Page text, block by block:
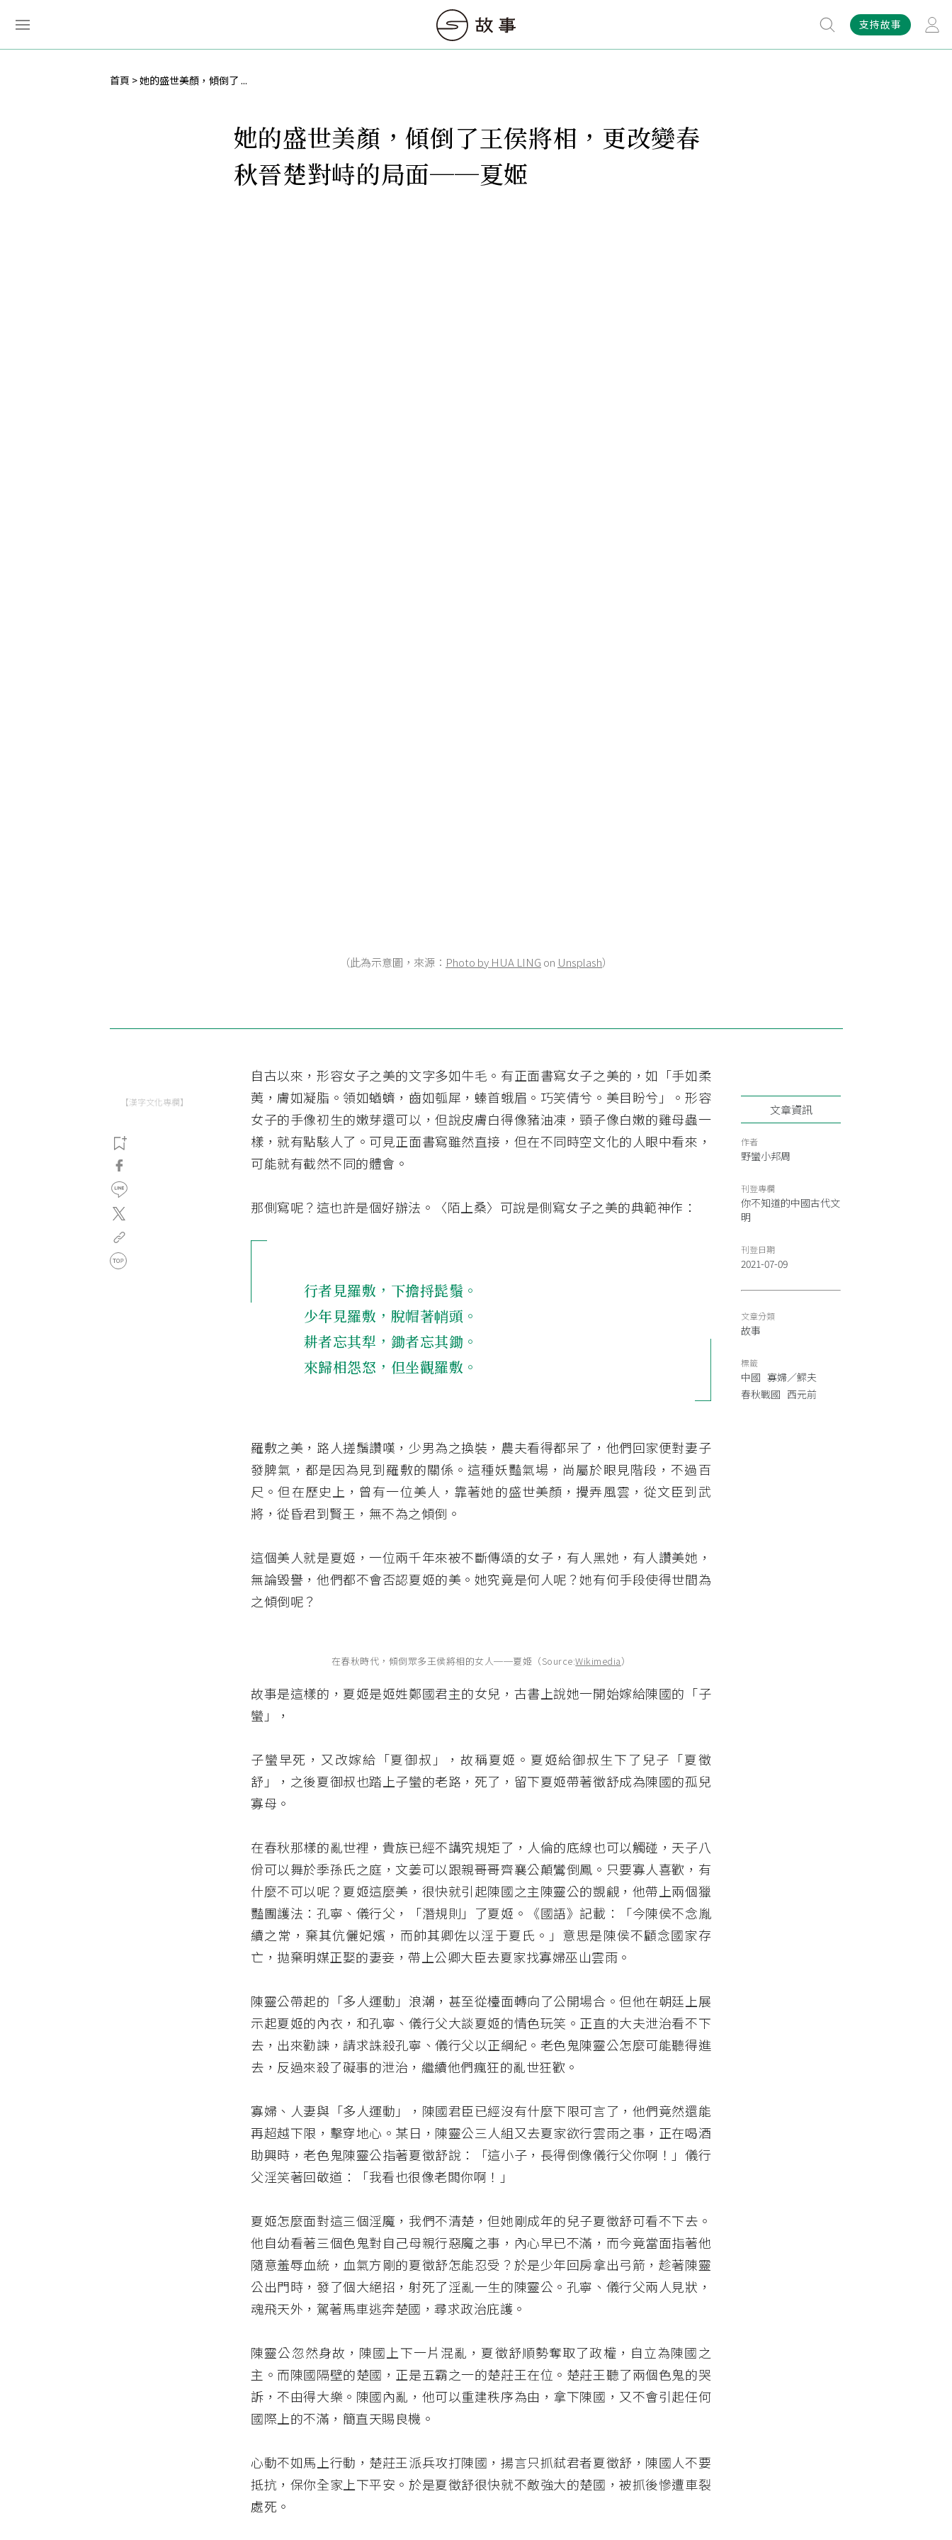
支持故事
首頁 她的盛世美顏，傾倒了 ...
她的盛世美顏，傾倒了王侯將相，更改變春
秋晉楚對峙的局面──夏姬
（此為示意圖，來源： Photo by HUA LING on Unsplash）
【漢字文化專欄】
自古以來，形容女子之美的文字多如牛毛。有正面書寫女子之美的，如「手如柔
荑，膚如凝脂。領如蝤蠐，齒如瓠犀，螓首蛾眉。巧笑倩兮。美目盼兮」。形容
女子的手像初生的嫩芽還可以，但說皮膚白得像豬油凍，頸子像白嫩的雞母蟲一
樣，就有點駭人了。可見正面書寫雖然直接，但在不同時空文化的人眼中看來，
可能就有截然不同的體會。
那側寫呢？這也許是個好辦法。〈陌上桑〉可說是側寫女子之美的典範神作：
行者見羅敷，下擔捋髭鬚。
少年見羅敷，脫帽著帩頭。
耕者忘其犁，鋤者忘其鋤。
來歸相怨怒，但坐觀羅敷。
羅敷之美，路人搓鬚讚嘆，少男為之換裝，農夫看得都呆了，他們回家便對妻子
發脾氣，都是因為見到羅敷的關係。這種妖豔氣場，尚屬於眼見階段，不過百
尺。但在歷史上，曾有一位美人，靠著她的盛世美顏，攪弄風雲，從文臣到武
將，從昏君到賢王，無不為之傾倒。
這個美人就是夏姬，一位兩千年來被不斷傳頌的女子，有人黑她，有人讚美她，
無論毀譽，他們都不會否認夏姬的美。她究竟是何人呢？她有何手段使得世間為
之傾倒呢？
在春秋時代，傾倒眾多王侯將相的女人──夏姬（Source:Wikimedia）
故事是這樣的，夏姬是姬姓鄭國君主的女兒，古書上說她一開始嫁給陳國的「子
蠻」，
子蠻早死，又改嫁給「夏御叔」，故稱夏姬。夏姬給御叔生下了兒子「夏徵
舒」，之後夏御叔也踏上子蠻的老路，死了，留下夏姬帶著徵舒成為陳國的孤兒
寡母。
在春秋那樣的亂世裡，貴族已經不講究規矩了，人倫的底線也可以觸碰，天子八
佾可以舞於季孫氏之庭，文姜可以跟親哥哥齊襄公顛鸞倒鳳。只要寡人喜歡，有
什麼不可以呢？夏姬這麼美，很快就引起陳國之主陳靈公的覬覦，他帶上兩個獵
豔團護法：孔寧、儀行父，「潛規則」了夏姬。《國語》記載：「今陳侯不念胤
續之常，棄其伉儷妃嬪，而帥其卿佐以淫于夏氏。」意思是陳侯不顧念國家存
亡，拋棄明媒正娶的妻妾，帶上公卿大臣去夏家找寡婦巫山雲雨。
陳靈公帶起的「多人運動」浪潮，甚至從檯面轉向了公開場合。但他在朝廷上展
示起夏姬的內衣，和孔寧、儀行父大談夏姬的情色玩笑。正直的大夫泄治看不下
去，出來勸諫，請求誅殺孔寧、儀行父以正綱紀。老色鬼陳靈公怎麼可能聽得進
去，反過來殺了礙事的泄治，繼續他們瘋狂的亂世狂歡。
寡婦、人妻與「多人運動」，陳國君臣已經沒有什麼下限可言了，他們竟然還能
再超越下限，擊穿地心。某日，陳靈公三人組又去夏家欲行雲雨之事，正在喝酒
助興時，老色鬼陳靈公指著夏徵舒說：「這小子，長得倒像儀行父你啊！」儀行
父淫笑著回敬道：「我看也很像老闆你啊！」
夏姬怎麼面對這三個淫魔，我們不清楚，但她剛成年的兒子夏徵舒可看不下去。
他自幼看著三個色鬼對自己母親行惡魔之事，內心早已不滿，而今竟當面指著他
隨意羞辱血統，血氣方剛的夏徵舒怎能忍受？於是少年回房拿出弓箭，趁著陳靈
公出門時，發了個大絕招，射死了淫亂一生的陳靈公。孔寧、儀行父兩人見狀，
魂飛天外，駕著馬車逃奔楚國，尋求政治庇護。
陳靈公忽然身故，陳國上下一片混亂，夏徵舒順勢奪取了政權，自立為陳國之
主。而陳國隔壁的楚國，正是五霸之一的楚莊王在位。楚莊王聽了兩個色鬼的哭
訴，不由得大樂。陳國內亂，他可以重建秩序為由，拿下陳國，又不會引起任何
國際上的不滿，簡直天賜良機。
心動不如馬上行動，楚莊王派兵攻打陳國，揚言只抓弒君者夏徵舒，陳國人不要
抵抗，保你全家上下平安。於是夏徵舒很快就不敵強大的楚國，被抓後慘遭車裂
處死。
文章資訊
作者
野蠻小邦周
刊登專欄
你不知道的中國古代文
明
刊登日期
2021-07-09
文章分類
故事
標籤
中國 寡婦／鰥夫
春秋戰國 西元前